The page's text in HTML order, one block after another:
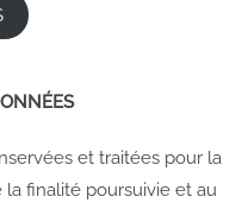
et traitées pour la
la finalité poursuivie et au